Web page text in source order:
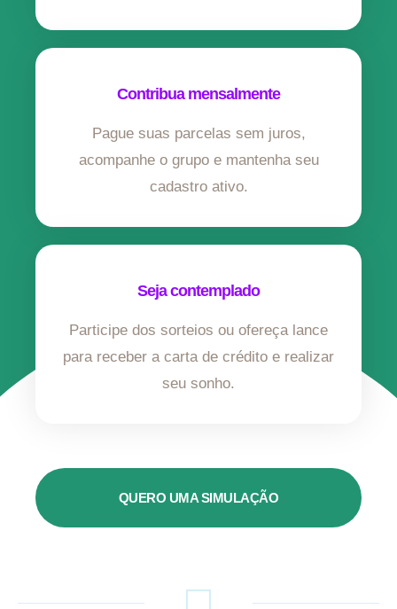
Contribua mensalmente
Pague suas parcelas sem juros,
acompanhe o grupo e mantenha seu
cadastro ativo.
Seja contemplado
Participe dos sorteios ou ofereça lance
para receber a carta de crédito e realizar
seu sonho.
QUERO UMA SIMULAÇÃO